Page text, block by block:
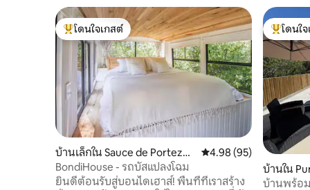
โดนใจเกสต์ที่สุด
โดนใจเกสต์
บ้านเล็กใน Sauce de Portezue
lo
คะแนนเฉลี่ย 4.98 จาก
4.98 (95)
BondiHouse - รถบัสแปลงโฉม
ยินดีต้อนรับสู่บอนไดเฮาส์! พื้นที่ที่เราสร้าง
โดนใจเ
โดนใ
บ้านใน
บ้านพร้อม